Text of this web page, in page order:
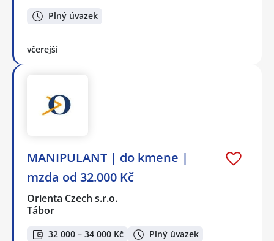
Plný úvazek
včerejší
MANIPULANT | do kmene |
mzda od 32.000 Kč
Orienta Czech s.r.o.
Tábor
32 000 – 34 000 Kč
Plný úvazek